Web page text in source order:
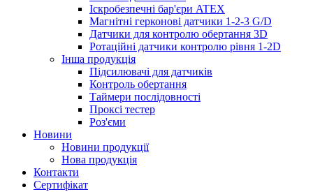
Іскробезпечні бар'єри ATEX
Магнітні герконові датчики 1-2-3 G/D
Датчики для контролю обертання 3D
Ротаційні датчики контролю рівня 1-2D
Інша продукція
Підсилювачі для датчиків
Контроль обертання
Таймери послідовності
Проксі тестер
Роз'єми
Новини
Новини продукції
Нова продукція
Контакти
Сертифікат